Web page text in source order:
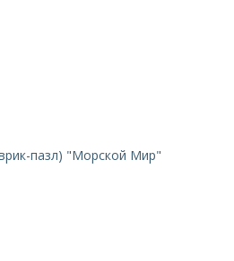
пазл) "Морской Мир"